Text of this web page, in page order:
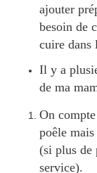
ajouter
besoin de
cuire dans
Il y a
de ma
On
poêle
(si plus de
service).